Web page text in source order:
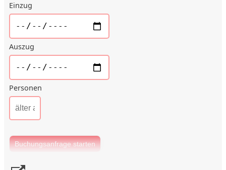
Einzug
Auszug
Personen